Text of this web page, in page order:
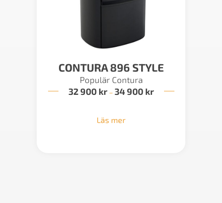
CONTURA 896 STYLE
Populär Contura
32 900 kr – 34 900 krPrisintervall:
Läs mer